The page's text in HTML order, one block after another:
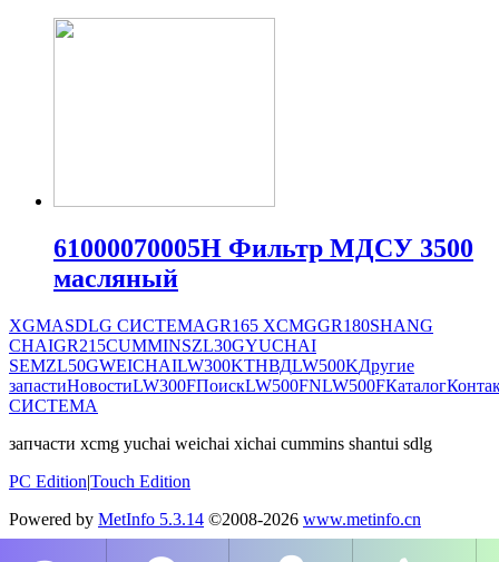
61000070005H Фильтр МДСУ 3500
масляный
XGMASDLG СИСТЕМАGR165 XCMGGR180SHANG
CHAIGR215CUMMINSZL30GYUCHAI
SEMZL50GWEICHAILW300KТНВДLW500KДругие
запастиНовостиLW300FПоискLW500FNLW500FКаталог
СИСТЕМА
запчасти xcmg yuchai weichai xichai cummins shantui sdlg
PC Edition|Touch Edition
Powered by MetInfo 5.3.14 ©2008-2026 www.metinfo.cn